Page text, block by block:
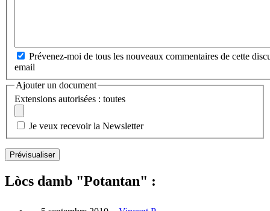
Prévenez-moi de tous les nouveaux commentaires de cette
email
Ajouter un document
Extensions autorisées : toutes
Je veux recevoir la Newsletter
Lòcs damb "Potantan" :